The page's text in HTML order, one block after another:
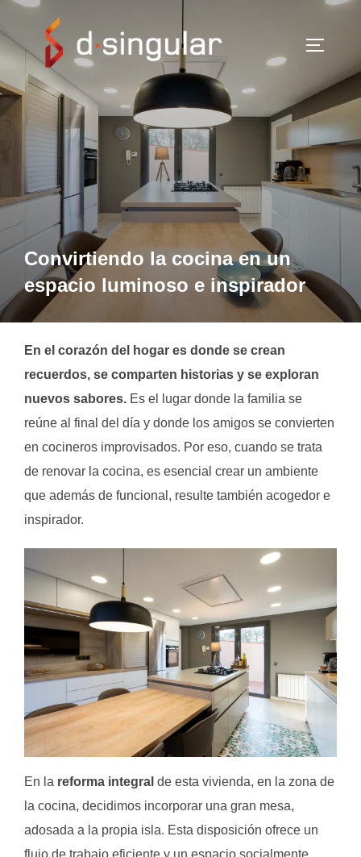
Saltar
al
contenido
Convirtiendo la cocina en un
espacio luminoso e inspirador
En el corazón del hogar es donde se crean
recuerdos, se comparten historias y se exploran
nuevos sabores. Es el lugar donde la familia se
reúne al final del día y donde los amigos se convierten
en cocineros improvisados. Por eso, cuando se trata
de renovar la cocina, es esencial crear un ambiente
que además de funcional, resulte también acogedor e
inspirador.
En la reforma integral de esta vivienda, en la zona de
la cocina, decidimos incorporar una gran mesa,
adosada a la propia isla. Esta disposición ofrece un
flujo de trabajo eficiente y un espacio socialmente